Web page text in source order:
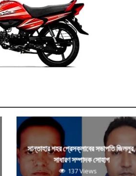
সান্তাহার শহর প্রেসক্লাবের সভাপতি জিললুর,
সাধারণ সম্পাদক সোহাগ
137 Views